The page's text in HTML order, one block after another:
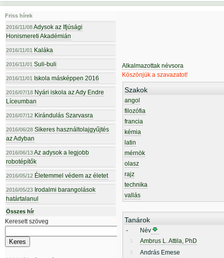
Friss hírek
2016/11/08Adysok az Ifjúsági
Honismereti Akadémián
2016/11/01 Kaláka
2016/11/01 Suli-buli
2016/11/01 Iskola másképpen 2016
2016/07/18 Nyári iskola az Ady Endre
Líceumban
2016/07/12 Kirándulás Szarvasra
2016/06/28 Sikeres használtolajgyűjtés
az Adyban
2016/06/13Az adysok a legjobb
robotépítők
2016/05/12 Életemmel védem az életet
2016/05/23 Irodalmi barangolások
határtalanul
Összes hír
Keresett szöveg
Alkalmazottak névsora
Köszönjük a szavazatot!
Szakok
angol
filozófia
francia
kémia
latin
mérnök
olasz
rajz
technika
vallás
Tanárok
- Név
1 Ambrus L. Attila, PhD
2 András Emese